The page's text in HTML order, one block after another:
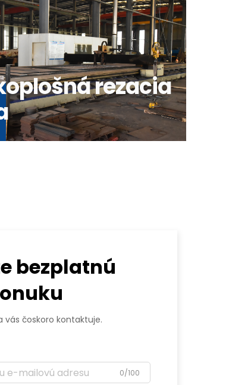
rezacia
bezplatnú
vás čoskoro kontaktuje.
0/100